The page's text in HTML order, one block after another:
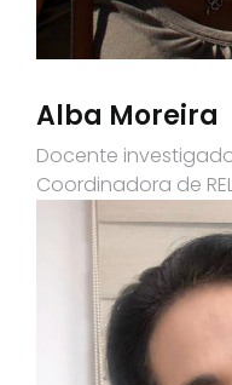
Alba Moreira
Docente
Coordinadora de